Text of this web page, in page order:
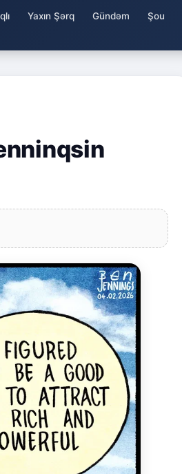
Yaxın Şərq Gündəm Şou